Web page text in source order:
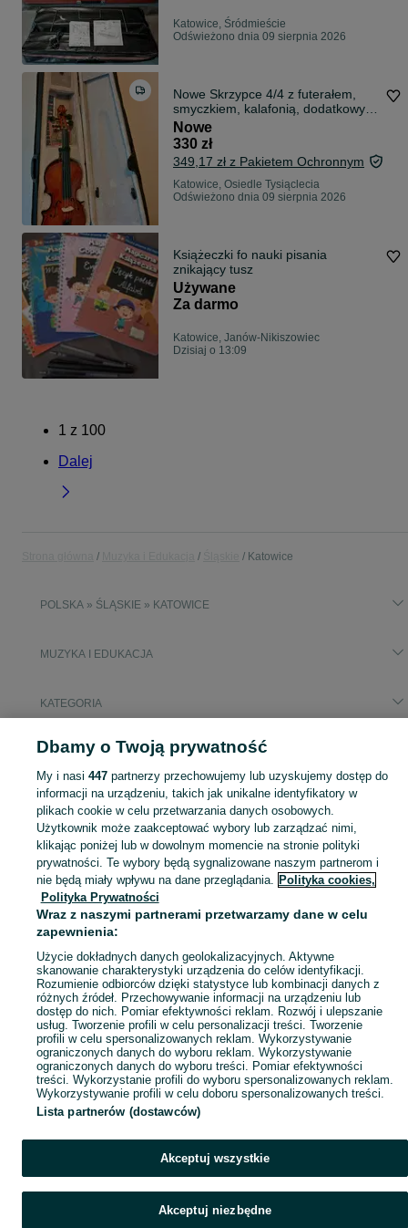
Katowice, Śródmieście
Odświeżono dnia 09 sierpnia 2026
Nowe Skrzypce 4/4 z futerałem,
smyczkiem, kalafonią, dodatkowymi
strunami i mostkiem.
Nowe
330 zł
349,17 zł z Pakietem Ochronnym
Katowice, Osiedle Tysiąclecia
Odświeżono dnia 09 sierpnia 2026
Książeczki fo nauki pisania
znikający tusz
Używane
Za darmo
Katowice, Janów-Nikiszowiec
Dzisiaj o 13:09
1 z 100
Dalej
Katowice
POLSKA » ŚLĄSKIE » KATOWICE
MUZYKA I EDUKACJA
KATEGORIA
Popularne wyszukiwania
fender mustang gt 40
Sprzedaż towarów dla relaksu, twórczości i nauki Katowice ▶️ Nowe i używane instrumenty, książki, filmy i inne ✌ Kupuj i sprzedawaj na OLX.pl! Zobacz
Mapa kategorii
Mapa miejscowości
Mapa ministron
Popularne wyszukiwania
Dbamy o Twoją prywatność
My i nasi 447partnerzy przechowujemy lub uzyskujemy dostęp do
informacji na urządzeniu, takich jak unikalne identyfikatory w
plikach cookie w celu przetwarzania danych osobowych.
Użytkownik może zaakceptować wybory lub zarządzać nimi,
klikając poniżej lub w dowolnym momencie na stronie polityki
prywatności. Te wybory będą sygnalizowane naszym partnerom i
nie będą miały wpływu na dane przeglądania. Polityka cookies,
Polityka Prywatności
Wraz z naszymi partnerami przetwarzamy dane w celu
zapewnienia:
Użycie dokładnych danych geolokalizacyjnych. Aktywne
skanowanie charakterystyki urządzenia do celów identyfikacji.
Rozumienie odbiorców dzięki statystyce lub kombinacji danych z
różnych źródeł. Przechowywanie informacji na urządzeniu lub
dostęp do nich. Pomiar efektywności reklam. Rozwój i ulepszanie
usług. Tworzenie profili w celu personalizacji treści. Tworzenie
profili w celu spersonalizowanych reklam. Wykorzystywanie
ograniczonych danych do wyboru reklam. Wykorzystywanie
ograniczonych danych do wyboru treści. Pomiar efektywności
treści. Wykorzystanie profili do wyboru spersonalizowanych reklam.
Wykorzystywanie profili w celu doboru spersonalizowanych treści.
Lista partnerów (dostawców)
Akceptuj wszystkie
Akceptuj niezbędne